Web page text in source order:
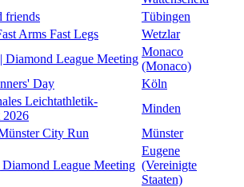
friends
Tübingen
Arms Fast Legs
Wetzlar
Diamond League Meeting
Monaco
(Monaco)
Day
Köln
Leichtathletik-
2026
Minden
City Run Münster
Diamond League Meeting
Eugene
(Vereinigte
Staaten)